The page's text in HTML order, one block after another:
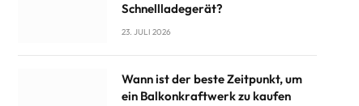
Schnellladegerät?
23. JULI 2026
Wann ist der beste Zeitpunkt, um
ein Balkonkraftwerk zu kaufen